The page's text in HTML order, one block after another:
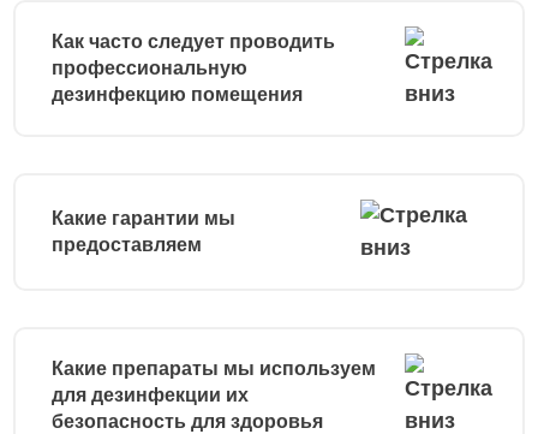
Как часто следует проводить
профессиональную
дезинфекцию помещения
Какие гарантии мы
предоставляем
Какие препараты мы используем
для дезинфекции их
безопасность для здоровья